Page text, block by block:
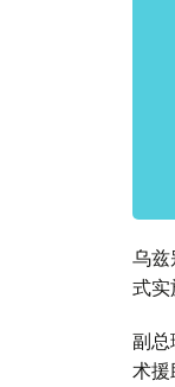
乌兹
式实
副总
术援